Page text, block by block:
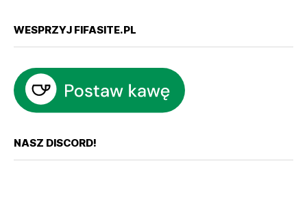
WESPRZYJ FIFASITE.PL
NASZ DISCORD!